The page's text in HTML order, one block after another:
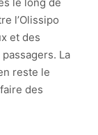
l’Olissipo
et des
La
reste le
des